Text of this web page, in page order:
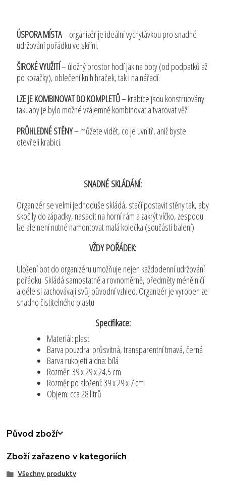
ÚSPORA MÍSTA– organizér je ideální vychytávkou pro snadné
udržování pořádku ve skříni.
ŠIROKÉ VYUŽITÍ– úložný prostor hodí jak na boty (od podpatků až
po kozačky), oblečení knih hraček, tak i na nářadí.
LZE JE KOMBINOVAT DO KOMPLETŮ– krabice jsou konstruovány
tak, aby je bylo možné vzájemně kombinovat a tvarovat věž.
PRŮHLEDNÉ STĚNY– můžete vidět, co je uvnitř, aniž byste
otevřeli krabici.
SNADNÉ SKLÁDÁNÍ:
Organizér se velmi jednoduše skládá, stačí postavit stěny tak, aby
skočily do západky, nasadit na horní rám a zakrýt víčko, zespodu
lze ale není nutné namontovat malá kolečka (součástí balení).
VŽDY POŘÁDEK:
Uložení bot do organizéru umožňuje nejen každodenní udržování
pořádku. Skládá samostatně a rovnoměrně, předměty méně ničí
a déle si zachovávají svůj původní vzhled. Organizér je vyroben ze
snadno čistitelného plastu
Specifikace:
Materiál: plast
Barva pouzdra: průsvitná, transparentní tmavá, černá
Barva rukojeti a dna: bílá
Rozměr: 39 x 29 x 24,5 cm
Rozměr po složení: 39 x 29 x 7 cm
Objem: cca 28 litrů
Původ zboží
Zboží zařazeno v kategoriích
Všechny produkty